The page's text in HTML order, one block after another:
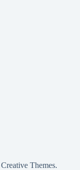
Creative Themes.